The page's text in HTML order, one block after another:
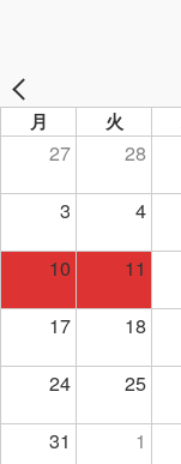
月 火
27 28
3
4
10
11
17
18
24
25
31
1